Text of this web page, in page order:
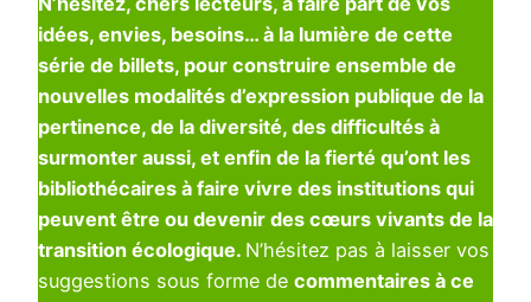
idées, envies, besoins… à la lumière de cette
série de billets, pour construire ensemble de
nouvelles modalités d’expression publique de la
pertinence, de la diversité, des difficultés à
surmonter aussi, et enfin de la fierté qu’ont les
bibliothécaires à faire vivre des institutions qui
peuvent être ou devenir des cœurs vivants de la
transition écologique. N’hésitez pas à laisser vos
suggestions sous forme de commentaires à ce